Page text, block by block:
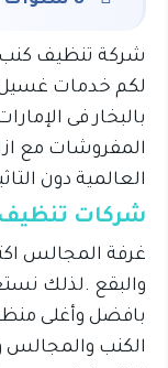
شركة تنظيف
لكم خدمات غسيل
بالبخار فى
المفروشات مع
العالمية دون
شركات
غرفة المجالس
والبقع .لذلك
بافضل وأغلى
الكنب والمجالس